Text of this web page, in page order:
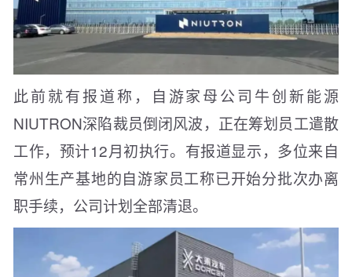
此前就有报道称，自游家母公司牛创新能源
NIUTRON深陷裁员倒闭风波，正在筹划员工遣散
工作，预计12月初执行。有报道显示，多位来自
常州生产基地的自游家员工称已开始分批次办离
职手续，公司计划全部清退。